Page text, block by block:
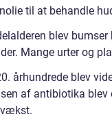
til at behandle
blev
Mange urter og
århundrede blev
af antibiotika